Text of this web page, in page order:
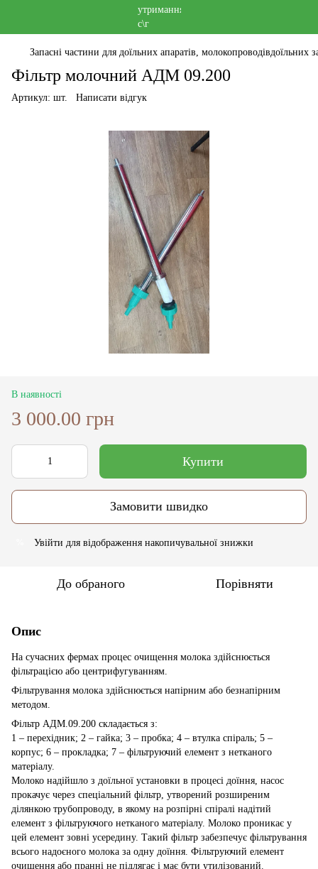
Запасні частини для доїльних апаратів, молокопроводівдоїльних
Фільтр молочний АДМ 09.200
Артикул: шт. Написати відгук
В наявності
3 000.00 грн
Купити
Замовити швидко
Увійти для відображення накопичувальної знижки
До обраного Порівняти
Опис
На сучасних фермах процес очищення молока здійснюється
фільтрацією або центрифугуванням.
Фільтрування молока здійснюється напірним або безнапірним
методом.
Фільтр АДМ.09.200 складається з:
1 – перехідник; 2 – гайка; 3 – пробка; 4 – втулка спіраль; 5 –
корпус; 6 – прокладка; 7 – фільтруючий елемент з нетканого
матеріалу.
Молоко надійшло з доїльної установки в процесі доїння, насос
прокачує через спеціальний фільтр, утворений розширеним
ділянкою трубопроводу, в якому на розпірні спіралі надітий
елемент з фільтруючого нетканого матеріалу. Молоко проникає у
цей елемент зовні усередину. Такий фільтр забезпечує фільтрування
всього надоєного молока за одну доїння. Фільтруючий елемент
очищення або пранні не підлягає і має бути утилізований.